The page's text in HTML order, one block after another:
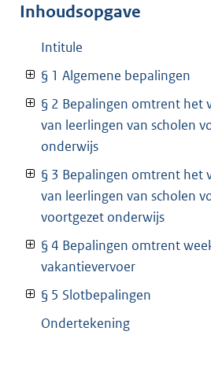
Inhoudsopgave
Intitule
§ 1 Algemene bepalingen
§ 2 Bepalingen omtrent het
van leerlingen van scholen
onderwijs
§ 3 Bepalingen omtrent het
van leerlingen van scholen
voortgezet onderwijs
§ 4 Bepalingen omtrent
vakantievervoer
§ 5 Slotbepalingen
Ondertekening